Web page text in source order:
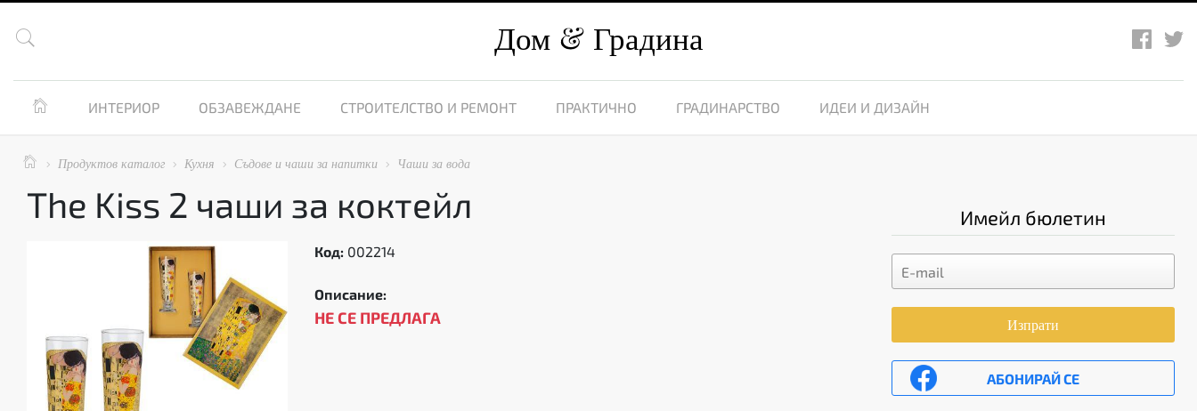
 Дом Градина
 ИНТЕРИОР ОБЗАВЕЖДАНЕ СТРОИТЕЛСТВО И РЕМОНТ ПРАКТИЧНО ГРАДИНАРСТВО ИДЕИ И ДИЗАЙН
  Продуктов каталог  Кухня  Съдове и чаши за напитки  Чаши за вода
The Kiss 2 чаши за коктейл
Код: 002214
Описание:
НЕ СЕ ПРЕДЛАГА
Имейл бюлетин
Изпрати
АБОНИРАЙ СЕ